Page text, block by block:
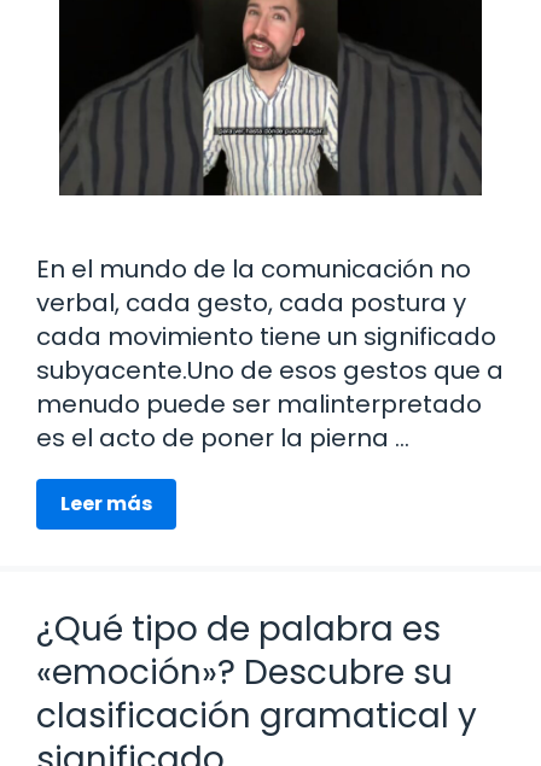
En el mundo de la comunicación no
verbal, cada gesto, cada postura y
cada movimiento tiene un significado
subyacente.Uno de esos gestos que a
menudo puede ser malinterpretado
es el acto de poner la pierna …
Leer más
¿Qué tipo de palabra es
«emoción»? Descubre su
clasificación gramatical y